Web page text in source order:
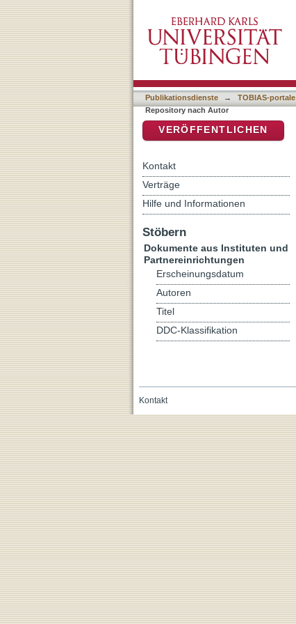
Publikationsdienste → TOBIAS-portale
Repository nach Autor
VERÖFFENTLICHEN
Kontakt
Verträge
Hilfe und Informationen
Stöbern
Dokumente aus Instituten und
Partnereinrichtungen
Erscheinungsdatum
Autoren
Titel
DDC-Klassifikation
Kontakt